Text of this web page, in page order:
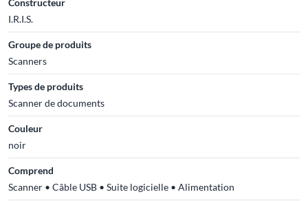
I.R.I.S.
Groupe de produits
Scanners
Types de produits
Scanner de documents
Couleur
noir
Comprend
Scanner • Câble USB • Suite logicielle • Alimentation